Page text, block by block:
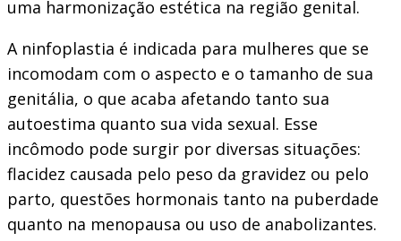
uma harmonização estética na região genital.
A ninfoplastia é indicada para mulheres que se
incomodam com o aspecto e o tamanho de sua
genitália, o que acaba afetando tanto sua
autoestima quanto sua vida sexual. Esse
incômodo pode surgir por diversas situações:
flacidez causada pelo peso da gravidez ou pelo
parto, questões hormonais tanto na puberdade
quanto na menopausa ou uso de anabolizantes.